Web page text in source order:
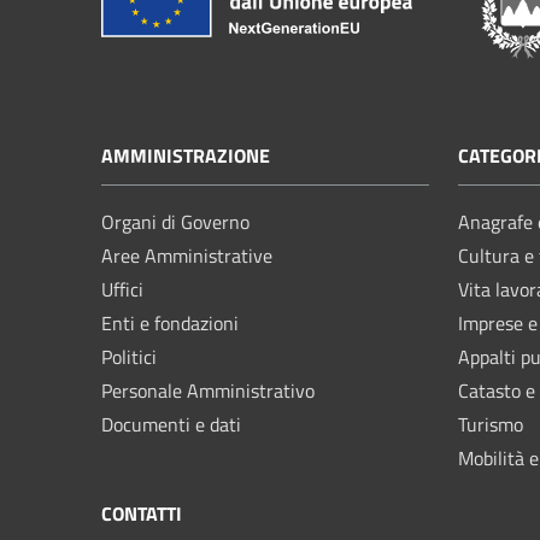
AMMINISTRAZIONE
Organi di Governo
Aree Amministrative
Uffici
Enti e fondazioni
Politici
Personale Amministrativo
Documenti e dati
Cultura
Vita
Imprese
Appalti
Catasto
Turismo
Mobilità
CONTATTI